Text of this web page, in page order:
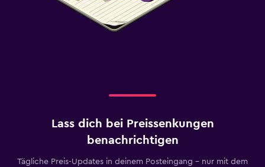
Lass dich bei Preissenkungen
benachrichtigen
Tägliche Preis-Updates in deinem Posteingang – nur mit dem